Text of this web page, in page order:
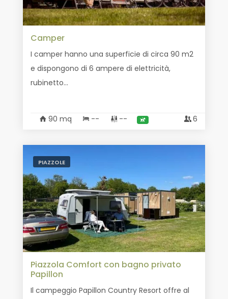
Camper
I camper hanno una superficie di circa 90 m2
e dispongono di 6 ampere di elettricità,
rubinetto...
90 mq -- -- 6
PIAZZOLE
Piazzola Comfort con bagno privato
Papillon
Il campeggio Papillon Country Resort offre al